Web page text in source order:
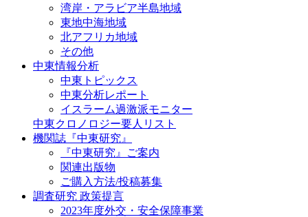
湾岸・アラビア半島地域
東地中海地域
北アフリカ地域
その他
中東情報分析
中東トピックス
中東分析レポート
イスラーム過激派モニター
中東クロノロジー要人リスト
機関誌『中東研究』
『中東研究』ご案内
関連出版物
ご購入方法/投稿募集
調査研究 政策提言
2023年度外交・安全保障事業